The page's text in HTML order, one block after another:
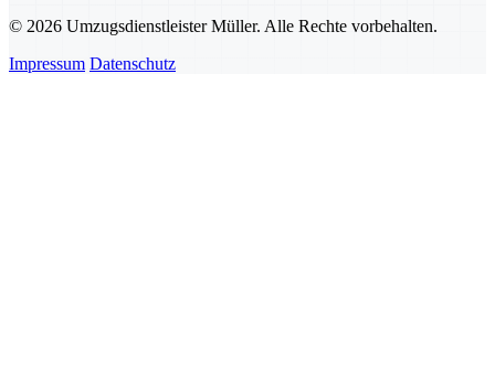
© 2026 Umzugsdienstleister Müller. Alle Rechte vorbehalten.
Impressum Datenschutz